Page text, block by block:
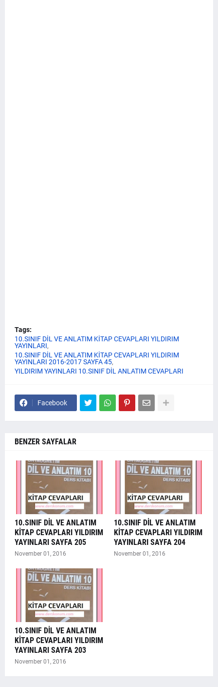
Tags:
10.SINIF DİL VE ANLATIM KİTAP CEVAPLARI YILDIRIM
YAYINLARI
10.SINIF DİL VE ANLATIM KİTAP CEVAPLARI YILDIRIM
YAYINLARI 2016-2017 SAYFA 45
YILDIRIM YAYINLARI 10.SINIF DİL ANLATIM CEVAPLARI
Facebook
BENZER SAYFALAR
10.SINIF DİL VE ANLATIM
KİTAP CEVAPLARI YILDIRIM
YAYINLARI SAYFA 205
November 01, 2016
10.SINIF DİL VE ANLATIM
KİTAP CEVAPLARI YILDIRIM
YAYINLARI SAYFA 204
November 01, 2016
10.SINIF DİL VE ANLATIM
KİTAP CEVAPLARI YILDIRIM
YAYINLARI SAYFA 203
November 01, 2016